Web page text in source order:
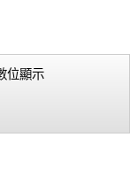
位顯示